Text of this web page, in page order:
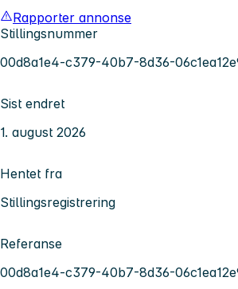
Rapporter annonse
Stillingsnummer
00d8a1e4-c379-40b7-8d36-
Sist endret
1. august 2026
Hentet fra
Stillingsregistrering
Referanse
00d8a1e4-c379-40b7-8d36-